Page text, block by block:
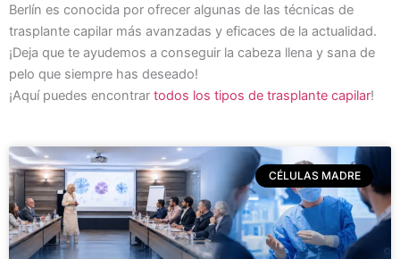
Berlín es conocida por ofrecer algunas de las técnicas de
trasplante capilar más avanzadas y eficaces de la actualidad.
¡Deja que te ayudemos a conseguir la cabeza llena y sana de
pelo que siempre has deseado!
¡Aquí puedes encontrar todos los tipos de trasplante capilar!
CÉLULAS MADRE